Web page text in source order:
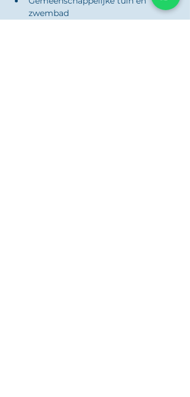
zwembad